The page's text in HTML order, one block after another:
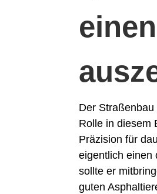
Der
Rolle in diesem
Präzision für
eigentlich einen
sollte er
guten